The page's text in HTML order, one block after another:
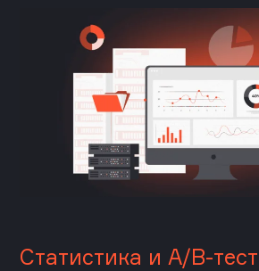
Статистика и A/B-